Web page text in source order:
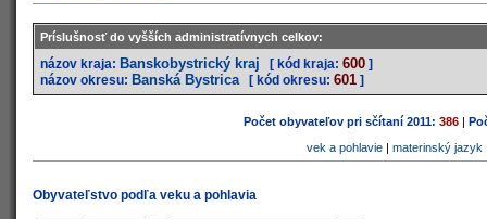
Príslušnosť do vyšších administratívnych celkov:
názov kraja: Banskobystrický kraj [ kód kraja: 600 ]
názov okresu: Banská Bystrica [ kód okresu: 601 ]
Počet obyvateľov pri sčítaní 2011: 386 |
vek a pohlavie| materinský jazyk
Obyvateľstvo podľa veku a pohlavia